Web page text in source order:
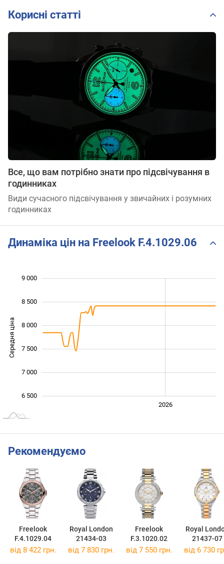
Корисні статті
Все, що вам потрібно знати про підсвічування в
годинниках
Види сучасного підсвічування у звичайних і розумних
годинниках
Динаміка цін на Freelook F.4.1029.06
Середня ціна
6 500
7 000
7 500
8 000
8 500
9 000
2026
Рекомендуємо
Freelook
F.4.1029.04
Royal London
21434-03
Freelook
F.3.1020.02
Royal
21437-07
від 8 422 грн. від 7 830 грн. від 7 550 грн. від 6 730